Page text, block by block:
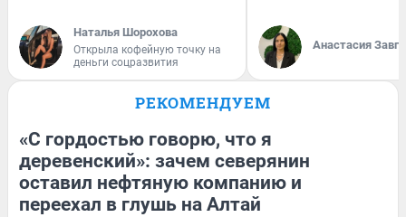
Наталья Шорохова
Открыла кофейную точку на
деньги соцразвития
Анастасия
РЕКОМЕНДУЕМ
«С гордостью говорю, что я
деревенский»: зачем северянин
оставил нефтяную компанию и
переехал в глушь на Алтай